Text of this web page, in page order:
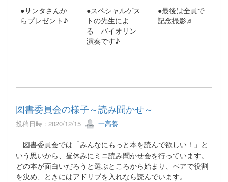
●サンタさんか
らプレゼント♪
●スペシャルゲス
トの先生によ
る バイオリン
演奏です♪
●最後は全員で
記念撮影♬
図書委員会の様子～読み聞かせ～
投稿日時 : 2020/12/15 一高養
図書委員会では「みんなにもっと本を読んで欲しい！」と
いう思いから、昼休みにミニ読み聞かせ会を行っています。
どの本が面白いだろうと選ぶところから始まり、ペアで役割
を決め、ときにはアドリブを入れなら読んでいます。